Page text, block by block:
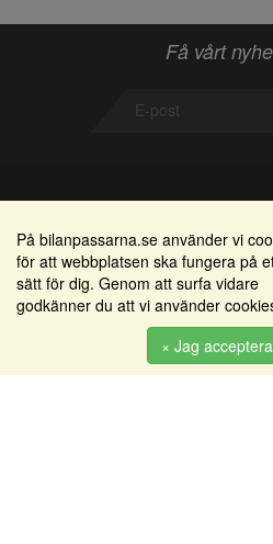
Få vårt
Bilanpassarna
Smedjegatan 22
352 46 Växjö
info@bilanpassarna.se
På bilanpassarna.se använder vi
för att webbplatsen ska fungera på
sätt för dig. Genom att surfa vidare
godkänner du att vi använder
× Jag